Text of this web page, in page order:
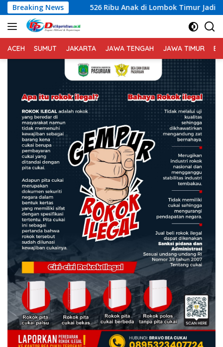
Langsung
ke
konten
Breaking News
526 Ribu Anak di Lombok Timur Jadi Perhatian,
ACEH SUMUT JAKARTA JAWA TENGAH JAWA TIMUR